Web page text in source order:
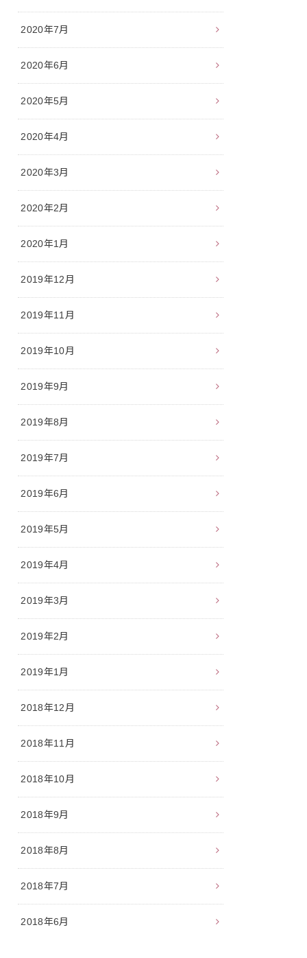
2020年7月
2020年6月
2020年5月
2020年4月
2020年3月
2020年2月
2020年1月
2019年12月
2019年11月
2019年10月
2019年9月
2019年8月
2019年7月
2019年6月
2019年5月
2019年4月
2019年3月
2019年2月
2019年1月
2018年12月
2018年11月
2018年10月
2018年9月
2018年8月
2018年7月
2018年6月